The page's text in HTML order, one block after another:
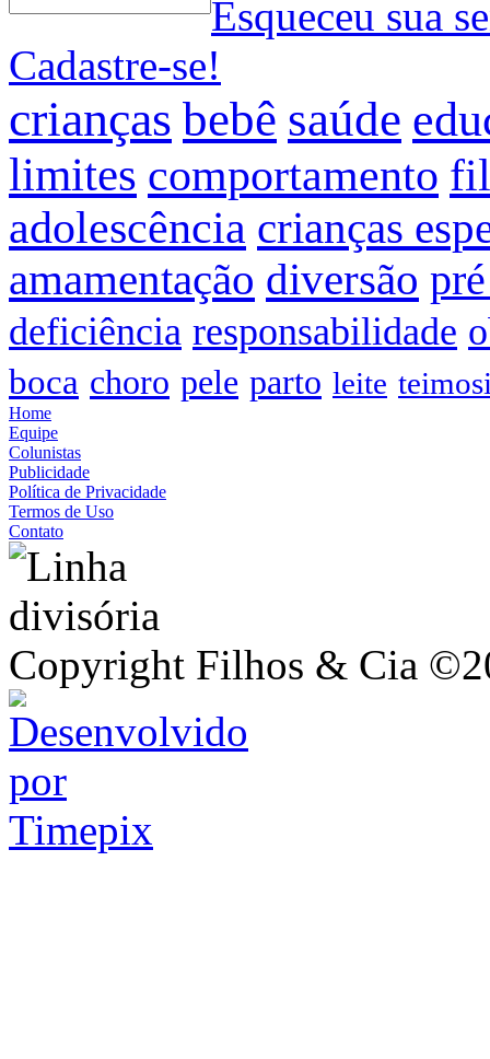
Esqueceu sua
Cadastre-se!
crianças bebê saúde
limites comportamento
adolescência crianças
amamentação diversão
deficiência responsabilidade
boca choro pele parto leite
Home
Equipe
Colunistas
Publicidade
Política de Privacidade
Termos de Uso
Contato
Copyright Filhos & Cia